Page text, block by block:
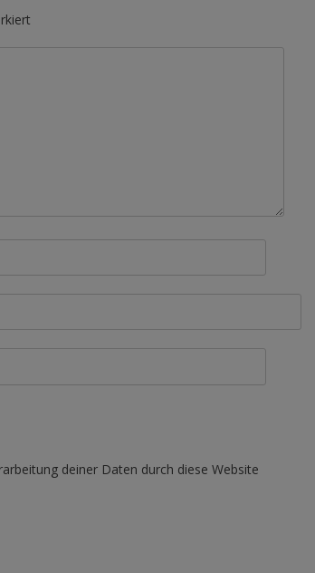
deiner Daten durch diese Website